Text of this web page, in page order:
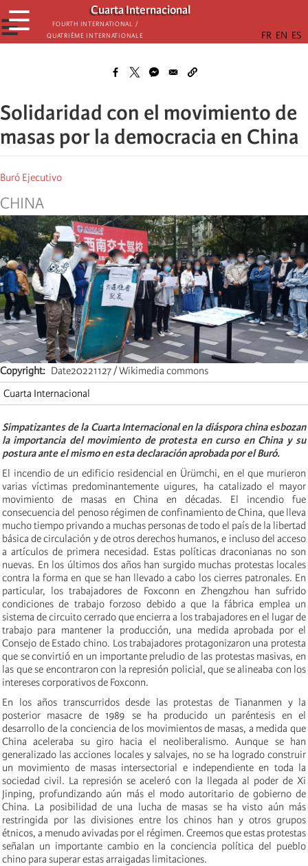
Skip
to
main
Cuarta Internacional
Fourth International /
Quatrième internationale
☰
☰
Solidaridad con el movimiento de
masas por la democracia en China
Buró Ejecutivo
CHINA
Copyright
Date20221127 / Wikimedia commons
Cuarta Internacional
Simpatizantes de la Cuarta Internacional en la diáspora china esbozan
la importancia del movimiento de protesta en curso en China y su
postura ante el mismo en esta declaración aprobada por el Buró.
El incendio de un edificio residencial en Ürümchi, en el que murieron
varias víctimas predominantemente uigures, ha catalizado el mayor
movimiento de masas en China en décadas. El incendio fue
consecuencia del penoso régimen de confinamiento de China, que lleva
mucho tiempo privando a muchas personas de todo el país de la libertad
básica de circulación y de otros derechos humanos, e incluso del acceso
a artículos de primera necesidad. Estas políticas draconianas no son
nuevas. En los últimos dos años han surgido muchas protestas locales
contra la forma en que se han llevado a cabo los cierres patronales. En
particular, los trabajadores de Foxconn en Zhengzhou han sufrido
condiciones de trabajo forzoso debido a que la fábrica emplea un
sistema de circuito cerrado que encierra a los trabajadores en el lugar de
trabajo para mantener la producción, una medida aprobada por el
Consejo de Estado chino. Los trabajadores protagonizaron una protesta
que se convirtió en un importante preludio de las protestas masivas, en
las que se encontraron con la represión policial, que se alineaba con los
intereses corporativos de Foxconn.
En los años transcurridos desde las protestas de Tiananmen y la
posterior masacre de 1989 se ha producido un paréntesis en el
desarrollo de la conciencia de los movimientos de masas, a medida que
China aceleraba su giro hacia el neoliberalismo. Aunque se han
generalizado las acciones locales y salvajes, no se ha logrado construir
un movimiento de masas intersectorial e independiente en toda la
sociedad civil. La represión se aceleró con la llegada al poder de Xi
Jinping, profundizando aún más el modo autoritario de gobierno de
China. La posibilidad de una lucha de masas se ha visto aún más
restringida por las divisiones entre los chinos han y otros grupos
étnicos, a menudo avivadas por el régimen. Creemos que estas protestas
señalan un importante cambio en la conciencia política del pueblo
chino para superar estas arraigadas limitaciones.